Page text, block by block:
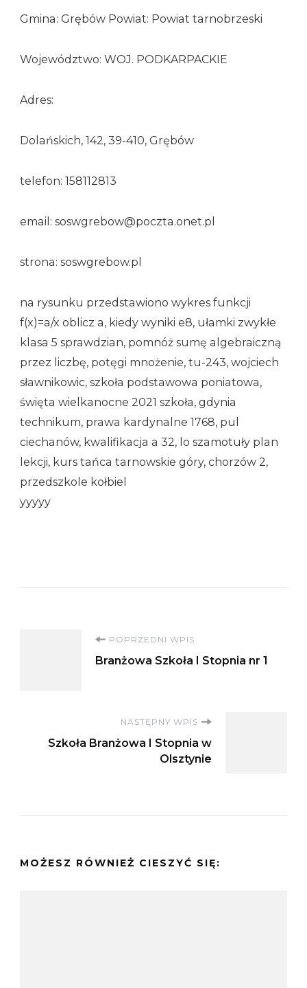
Gmina: Grębów Powiat: Powiat tarnobrzeski
Województwo: WOJ. PODKARPACKIE
Adres:
Dolańskich, 142, 39-410, Grębów
telefon: 158112813
email: soswgrebow@poczta.onet.pl
strona: soswgrebow.pl
na rysunku przedstawiono wykres funkcji
f(x)=a/x oblicz a, kiedy wyniki e8, ułamki zwykłe
klasa 5 sprawdzian, pomnóż sumę algebraiczną
przez liczbę, potęgi mnożenie, tu-243, wojciech
sławnikowic, szkoła podstawowa poniatowa,
święta wielkanocne 2021 szkoła, gdynia
technikum, prawa kardynalne 1768, pul
ciechanów, kwalifikacja a 32, lo szamotuły plan
lekcji, kurs tańca tarnowskie góry, chorzów 2,
przedszkole kołbiel
yyyyy
Nawigacja
POPRZEDNI WPIS
Branżowa Szkoła I Stopnia nr 1
NASTĘPNY WPIS
Szkoła Branżowa I Stopnia w
Olsztynie
MOŻESZ RÓWNIEŻ CIESZYĆ SIĘ: